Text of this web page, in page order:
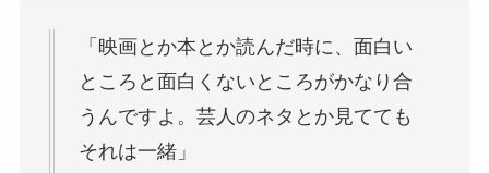
「映画とか本とか読んだ時に、面白い
ところと面白くないところがかなり合
うんですよ。芸人のネタとか見てても
それは一緒」